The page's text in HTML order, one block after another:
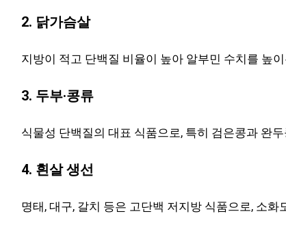
2. 닭가슴살
지방이 적고 단백질 비율이 높아 알부민 수치를 높
3. 두부·콩류
식물성 단백질의 대표 식품으로, 특히 검은콩과 완
4. 흰살 생선
명태, 대구, 갈치 등은 고단백 저지방 식품으로, 소화